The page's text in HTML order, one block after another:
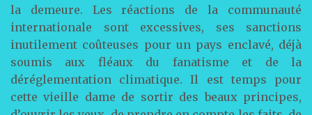
la demeure. Les réactions de la communauté
internationale sont excessives, ses sanctions
inutilement coûteuses pour un pays enclavé, déjà
soumis aux fléaux du fanatisme et de la
déréglementation climatique. Il est temps pour
cette vieille dame de sortir des beaux principes,